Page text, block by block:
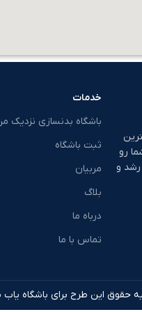
رو
رشد و
خدمات
باشگاه بدنسازی نزدیک
ثبت باشگاه
مربیان
بلاگ
درباه ما
تماس با ما
حقوق این طرح برای باشگاه یاب